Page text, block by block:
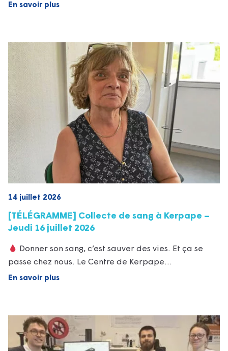
En savoir plus
14 juillet 2026
[TÉLÉGRAMME] Collecte de sang à Kerpape –
Jeudi 16 juillet 2026
Donner son sang, c’est sauver des vies. Et ça se
passe chez nous. Le Centre de Kerpape…
En savoir plus